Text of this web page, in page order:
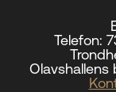
Telefon:
Olavshallens